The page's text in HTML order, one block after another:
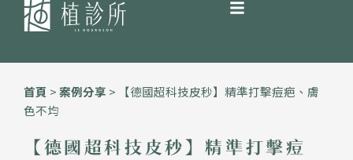
首頁 >案例分享 >
【德國超科技皮秒】精準打擊痘疤、膚
色不均
【德國超科技皮秒】精準打擊痘